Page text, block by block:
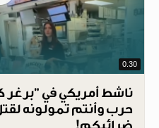
0.30
ناشط أمريكي في "برغر
حرب وأنتم تمولونه